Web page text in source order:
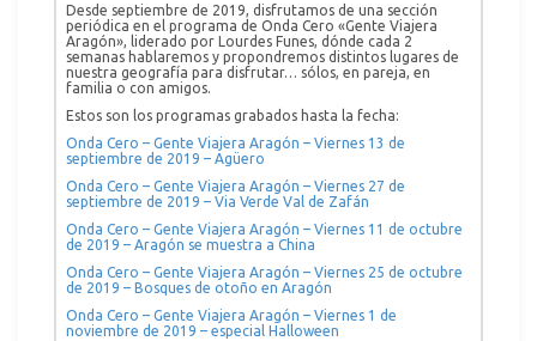
Desde septiembre de 2019, disfrutamos de una sección
periódica en el programa de Onda Cero «Gente Viajera
Aragón», liderado por Lourdes Funes, dónde cada 2
semanas hablaremos y propondremos distintos lugares de
nuestra geografía para disfrutar… sólos, en pareja, en
familia o con amigos.
Estos son los programas grabados hasta la fecha:
Onda Cero – Gente Viajera Aragón – Viernes 13 de
septiembre de 2019 – Agüero
Onda Cero – Gente Viajera Aragón – Viernes 27 de
septiembre de 2019 – Via Verde Val de Zafán
Onda Cero – Gente Viajera Aragón – Viernes 11 de octubre
de 2019 – Aragón se muestra a China
Onda Cero – Gente Viajera Aragón – Viernes 25 de octubre
de 2019 – Bosques de otoño en Aragón
Onda Cero – Gente Viajera Aragón – Viernes 1 de
noviembre de 2019 – especial Halloween